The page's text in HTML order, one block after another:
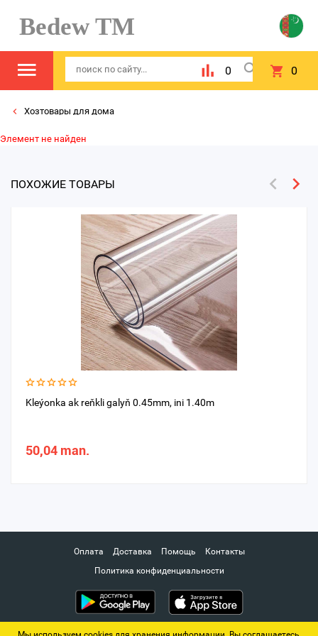
Bedew TM
0 0
Хозтовары для дома
Элемент не найден
ПОХОЖИЕ ТОВАРЫ
Kleýonka ak reňkli galyň 0.45mm, ini 1.40m
50,04 man.
Оплата Доставка Помощь
Контакты
Политика конфиденциальности